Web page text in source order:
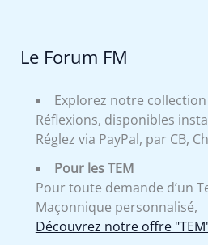
Le Forum FM
Explorez notre
Réflexions, disponibles
Réglez via PayPal, par CB,
Pour les TEM
Pour toute demande d’un
Maçonnique personnalisé,
Découvrez notre offre